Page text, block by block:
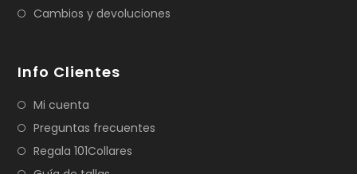
Cambios y devoluciones
Info Clientes
Mi cuenta
Preguntas frecuentes
Regala 101Collares